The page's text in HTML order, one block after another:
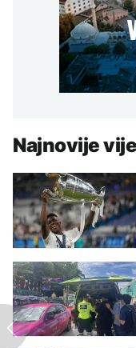
Najnovije